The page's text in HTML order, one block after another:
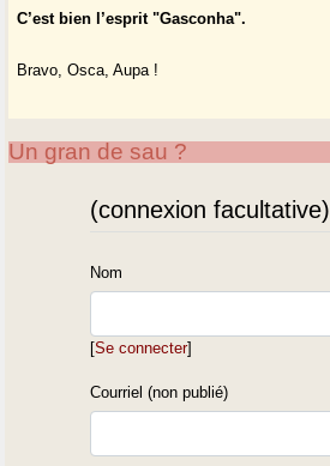
C’est bien l’esprit "Gasconha".
Bravo, Osca, Aupa !
Un gran de sau ?
(connexion facultative)
Nom
[Se connecter]
Courriel (non publié)